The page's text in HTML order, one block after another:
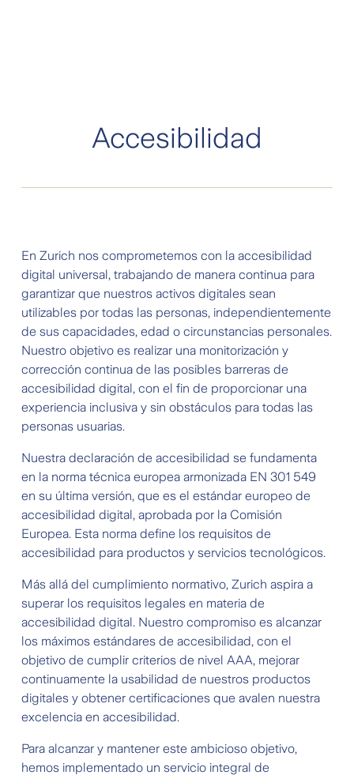
Accesibilidad
En Zurich nos comprometemos con la accesibilidad
digital universal, trabajando de manera continua para
garantizar que nuestros activos digitales sean
utilizables por todas las personas, independientemente
de sus capacidades, edad o circunstancias personales.
Nuestro objetivo es realizar una monitorización y
corrección continua de las posibles barreras de
accesibilidad digital, con el fin de proporcionar una
experiencia inclusiva y sin obstáculos para todas las
personas usuarias.
Nuestra declaración de accesibilidad se fundamenta
en la norma técnica europea armonizada EN 301 549
en su última versión, que es el estándar europeo de
accesibilidad digital, aprobada por la Comisión
Europea. Esta norma define los requisitos de
accesibilidad para productos y servicios tecnológicos.
Más allá del cumplimiento normativo, Zurich aspira a
superar los requisitos legales en materia de
accesibilidad digital. Nuestro compromiso es alcanzar
los máximos estándares de accesibilidad, con el
objetivo de cumplir criterios de nivel AAA, mejorar
continuamente la usabilidad de nuestros productos
digitales y obtener certificaciones que avalen nuestra
excelencia en accesibilidad.
Para alcanzar y mantener este ambicioso objetivo,
hemos implementado un servicio integral de